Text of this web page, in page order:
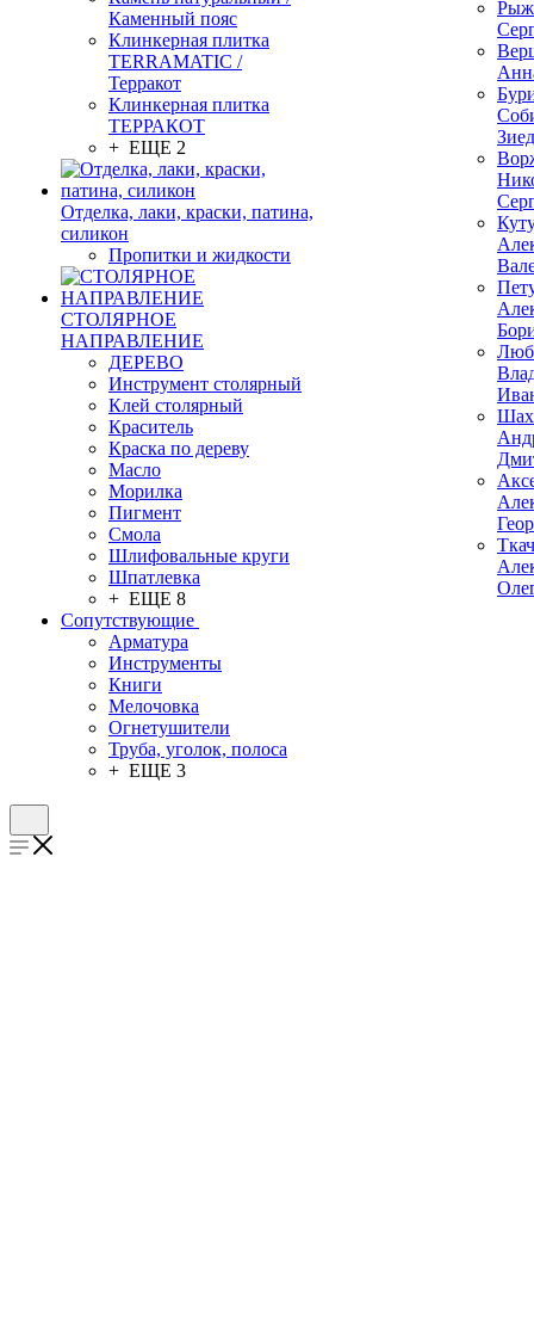
Каменный пояс
Клинкерная плитка
TERRAMATIC /
Терракот
Клинкерная плитка
ТЕРРАКОТ
+ ЕЩЕ 2
Отделка, лаки, краски, патина,
силикон
Пропитки и жидкости
СТОЛЯРНОЕ
НАПРАВЛЕНИЕ
ДЕРЕВО
Инструмент столярный
Клей столярный
Краситель
Краска по дереву
Масло
Морилка
Пигмент
Смола
Шлифовальные круги
Шпатлевка
+ ЕЩЕ 8
Сопутствующие
Арматура
Инструменты
Книги
Мелочовка
Огнетушители
Труба, уголок, полоса
+ ЕЩЕ 3